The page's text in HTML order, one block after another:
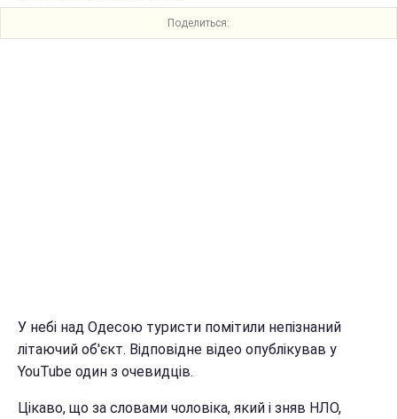
Поделиться:
У небі над Одесою туристи помітили непізнаний
літаючий об'єкт. Відповідне відео опублікував у
YouTube один з очевидців.
Цікаво, що за словами чоловіка, який і зняв НЛО,